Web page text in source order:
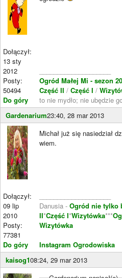
Dołączył:
13 sty
2012
Posty:
50494
Do góry
Ogród Małej Mi - sezon
Część II / Część I /
to nie mydło; nie ubędzie
Gardenarium23:40, 28 mar 2013
Dołączył:
09 lip
2010
Posty:
77381
Do góry
Michał już się nasiedział
wiem.
Danusia - Ogród nie tylko
II*Część I*Wizytówka***
Wizytówka
Instagram Ogrodowiska
kaisog108:24, 29 mar 2013